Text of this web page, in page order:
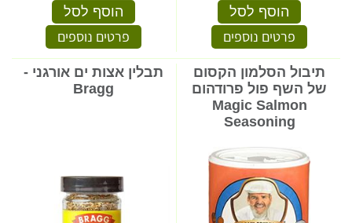
הוסף לסל
פרטים נוספים
הוסף לסל
פרטים נוספים
תיבול הסלמון הקסום
של השף פול פרודהום
Magic Salmon
Seasoning
תבלין אצות ים אורגני -
Bragg